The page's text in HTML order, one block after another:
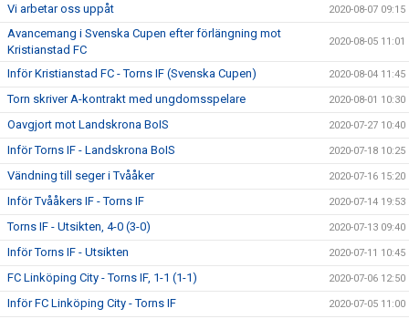
Vi arbetar oss uppåt 2020-08-07 09:15
Avancemang i Svenska Cupen efter förlängning mot
Kristianstad FC
2020-08-05 11:01
Inför Kristianstad FC - Torns IF (Svenska Cupen) 2020-08-04 11:45
Torn skriver A-kontrakt med ungdomsspelare 2020-08-01 10:30
Oavgjort mot Landskrona BoIS 2020-07-27 10:40
Inför Torns IF - Landskrona BoIS 2020-07-18 10:25
Vändning till seger i Tvååker 2020-07-16 15:20
Inför Tvååkers IF - Torns IF 2020-07-14 19:53
Torns IF - Utsikten, 4-0 (3-0) 2020-07-13 09:40
Inför Torns IF - Utsikten 2020-07-11 10:45
FC Linköping City - Torns IF, 1-1 (1-1) 2020-07-06 12:50
Inför FC Linköping City - Torns IF 2020-07-05 11:00